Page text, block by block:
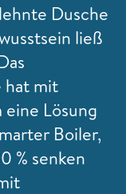
Dusche
ließ
hat mit
Lösung
Boiler,
% senken